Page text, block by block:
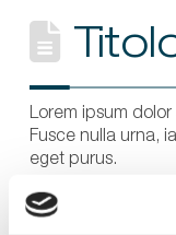
Lorem ipsum
Fusce nulla urna,
eget purus.